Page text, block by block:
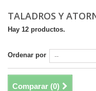
TALADROS Y
Hay 12 productos.
Ordenar por
Comparar (0)